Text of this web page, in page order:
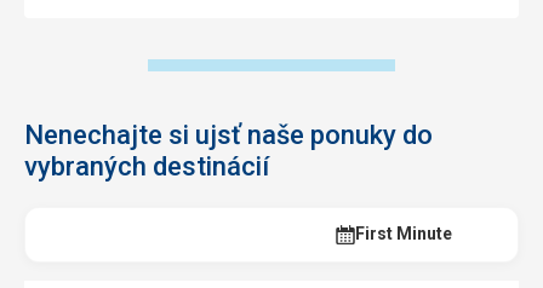
Nenechajte si ujsť naše ponuky do
vybraných destinácií
First Minute